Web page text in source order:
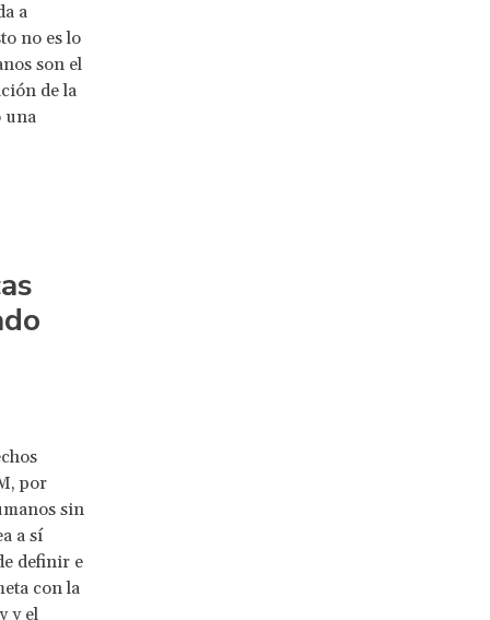
a
no es lo
son el
de la
una
por
sin
a sí
definir e
con la
y el